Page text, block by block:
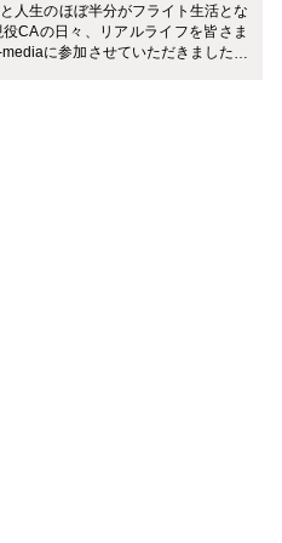
人生のほぼ半分がフライト生活とな
CAの日々、リアルライフを皆さま
に参加させていただきました。